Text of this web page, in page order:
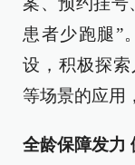
患者少跑腿”
设，积极探
等场景的应用
全龄保障发力